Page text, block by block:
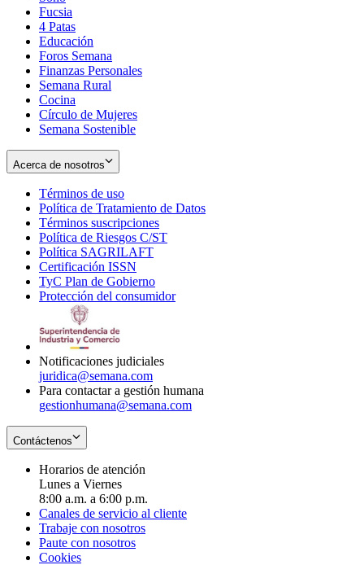
in
new
window
Fucsia
in
new
window
4 Patas
Educación
Foros Semana
Finanzas Personales
Semana Rural
Cocina
Círculo de Mujeres
Semana Sostenible
Acerca de nosotros
Términos de uso
in
new
window
Política de Tratamiento de Datos
Términos suscripciones
in
Política de Riesgos C/ST
Política SAGRILAFT
new
window
Certificación ISSN
in
new
TyC Plan de Gobierno
in
Protección del consumidorOpens
Notificaciones judiciales
juridica@semana.com
Para contactar a gestión humana
gestionhumana@semana.com
Contáctenos
Horarios de atención
Lunes a Viernes
8:00 a.m. a 6:00 p.m.
Canales de servicio al cliente
Trabaje con nosotros
Paute con nosotros
Cookies